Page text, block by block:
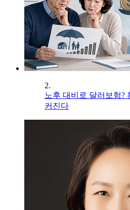
2.
노후 대비로 달러보험?
커진다